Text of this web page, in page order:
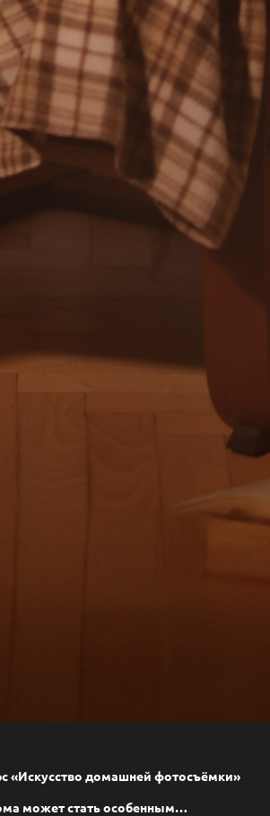
«Искусство домашней фотосъёмки»
может стать особенным…